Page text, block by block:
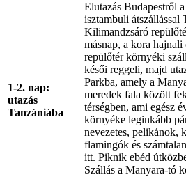
1-2. nap:
utazás
Tanzániába
Elutazás Budapestről
isztambuli átszállással
Kilimandzsáró
másnap, a kora
repülőtér környéki
késői reggeli, majd
Parkba, amely a
meredek fala között
térségben, ami egész
környéke leginkább
nevezetes, pelikánok,
flamingók és
itt. Piknik ebéd
Szállás a Manyara-tó